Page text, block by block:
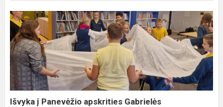
Išvyka
į
Panevėžio
apskrities
Gabrielės
Petkevičaitės-
Bitės...
Išvyka į Panevėžio apskrities Gabrielės